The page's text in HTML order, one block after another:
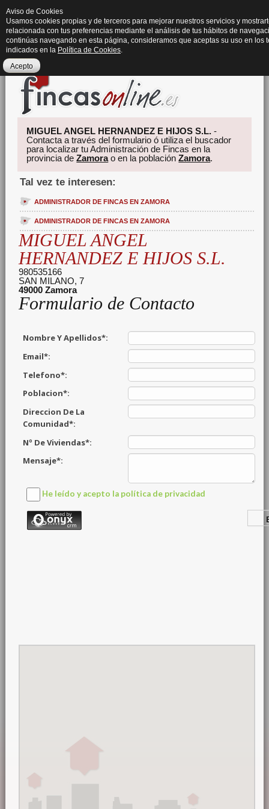
MIGUEL ANGEL HERNANDEZ E HIJOS S.L. -
Contacta a través del formulario ó utiliza el buscador
para localizar tu Administración de Fincas en la
provincia deZamorao en la poblaciónZamora.
Tal vez te interesen:
ADMINISTRADOR DE FINCAS EN ZAMORA
ADMINISTRADOR DE FINCAS EN ZAMORA
MIGUEL ANGEL
HERNANDEZ E HIJOS S.L.
980535166
SAN MILANO, 7
49000 Zamora
Formulario de Contacto
Aviso de Cookies
Usamos cookies propias y de terceros para mejorar nuestros servicios y
relacionada con tus preferencias mediante el análisis de tus hábitos de
continúas navegando en esta página, consideramos que aceptas su uso en los
indicados en la Política de Cookies.
Acepto